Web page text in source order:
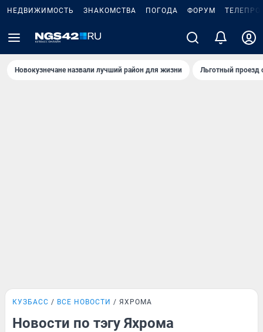
НЕДВИЖИМОСТЬ ЗНАКОМСТВА ПОГОДА ФОРУМ
Новокузнечане назвали лучший район для жизни Льготный проезд
КУЗБАСС ВСЕ НОВОСТИ ЯХРОМА
Новости по тэгу Яхрома